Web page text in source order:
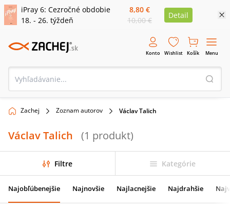
iPray 6: Cezročné obdobie
18. - 26. týždeň
8,80 €
10,00 €
Detail
Konto Wishlist Košík Menu
Zachej Zoznam autorov Václav Talich
Václav Talich (1 produkt)
Filtre Kategórie
Najobľúbenejšie Najnovšie Najlacnejšie Najdrahšie